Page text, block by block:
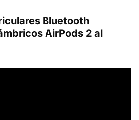
Bluetooth
AirPods 2 al